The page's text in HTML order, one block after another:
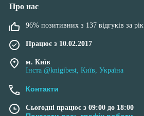
Про нас
96% позитивних з 137 відгуків за рік
Працює з 10.02.2017
м. Київ
Інста @knigibest, Київ, Україна
Контакти
Сьогодні працює з 09:00 до 18:00